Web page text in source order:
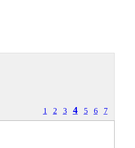
1 2 3 4 5 6 7